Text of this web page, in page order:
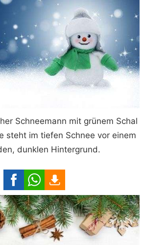
Schneemann mit grünem Schal
steht im tiefen Schnee vor einem
dunklen Hintergrund.